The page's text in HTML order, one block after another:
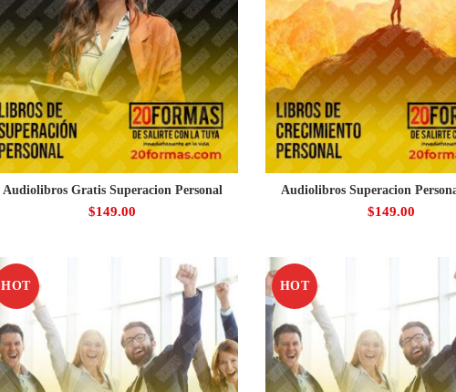
Audiolibros Gratis Superacion Personal
$149.00
Audiolibros Superacion
$149.00
HOT HOT